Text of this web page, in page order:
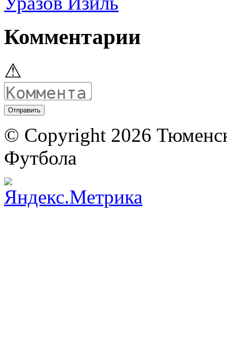
Комментарии
⚠
© Copyright 2026
Футбола